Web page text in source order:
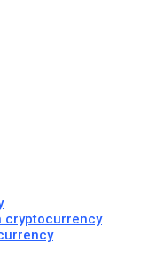
cryptocurrency